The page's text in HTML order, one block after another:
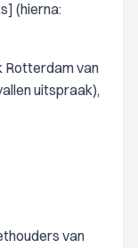
(hierna:
Rotterdam van
uitspraak),
van